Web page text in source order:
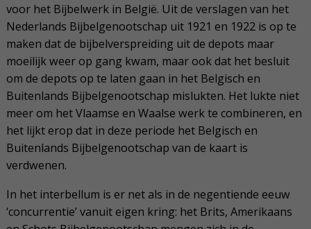
voor het Bijbelwerk in België. Uit de verslagen van het
Nederlands Bijbelgenootschap uit 1921 en 1922 is op te
maken dat de bijbelverspreiding uit de depots maar
moeilijk weer op gang kwam, maar ook dat het besluit
om de depots op te laten gaan in het Belgisch en
Buitenlands Bijbelgenootschap mislukten. Het lukte niet
meer om het Vlaamse en Waalse werk te combineren, en
het lijkt erop dat in deze periode het Belgisch en
Buitenlands Bijbelgenootschap van de kaart is
verdwenen.
In het interbellum is er net als in de negentiende eeuw
‘concurrentie’ vanuit eigen kring: het Brits, Amerikaans